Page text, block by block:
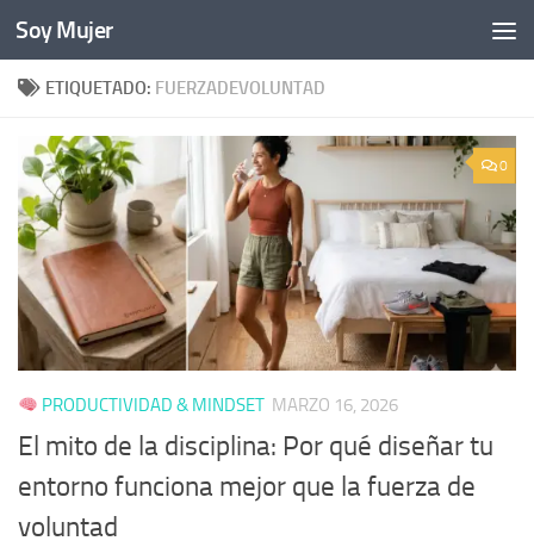
Bajo el contenido
Soy Mujer
ETIQUETADO: FUERZADEVOLUNTAD
0
PRODUCTIVIDAD & MINDSET MARZO 16, 2026
El mito de la disciplina: Por qué diseñar tu
entorno funciona mejor que la fuerza de
voluntad